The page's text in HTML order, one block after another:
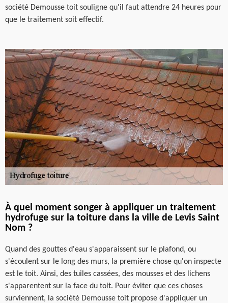
société Demousse toit souligne qu'il faut attendre 24 heures pour
que le traitement soit effectif.
À quel moment songer à appliquer un traitement
hydrofuge sur la toiture dans la ville de Levis Saint
Nom ?
Quand des gouttes d'eau s'apparaissent sur le plafond, ou
s'écoulent sur le long des murs, la première chose qu'on inspecte
est le toit. Ainsi, des tuiles cassées, des mousses et des lichens
s'apparentent sur la face du toit. Pour éviter que ces choses
surviennent, la société Demousse toit propose d'appliquer un